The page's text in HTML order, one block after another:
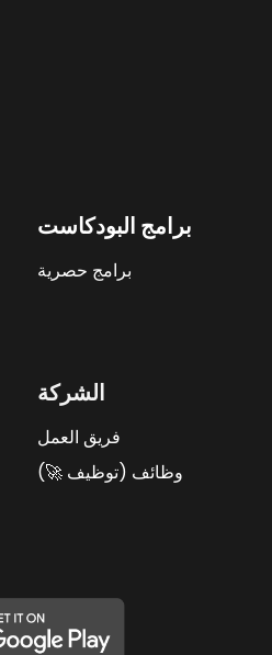
برامج البودكاست
برامج حصرية
الشركة
فريق العمل
وظائف (توظيف 🚀)